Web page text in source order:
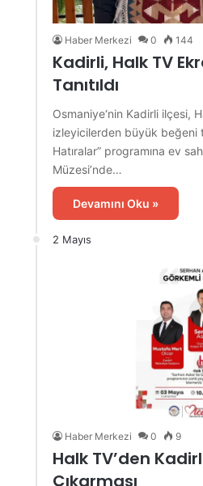
Haber Merkezi 0 144
Kadirli, Halk TV
Tanıtıldı
Osmaniye‘nin Kadirli ilçesi,
izleyicilerden büyük beğeni
Hatıralar” programına ev
Müzesi’nde…
Devamını Oku »
2 Mayıs
Haber Merkezi 0 9
Halk TV’den
Çıkarması